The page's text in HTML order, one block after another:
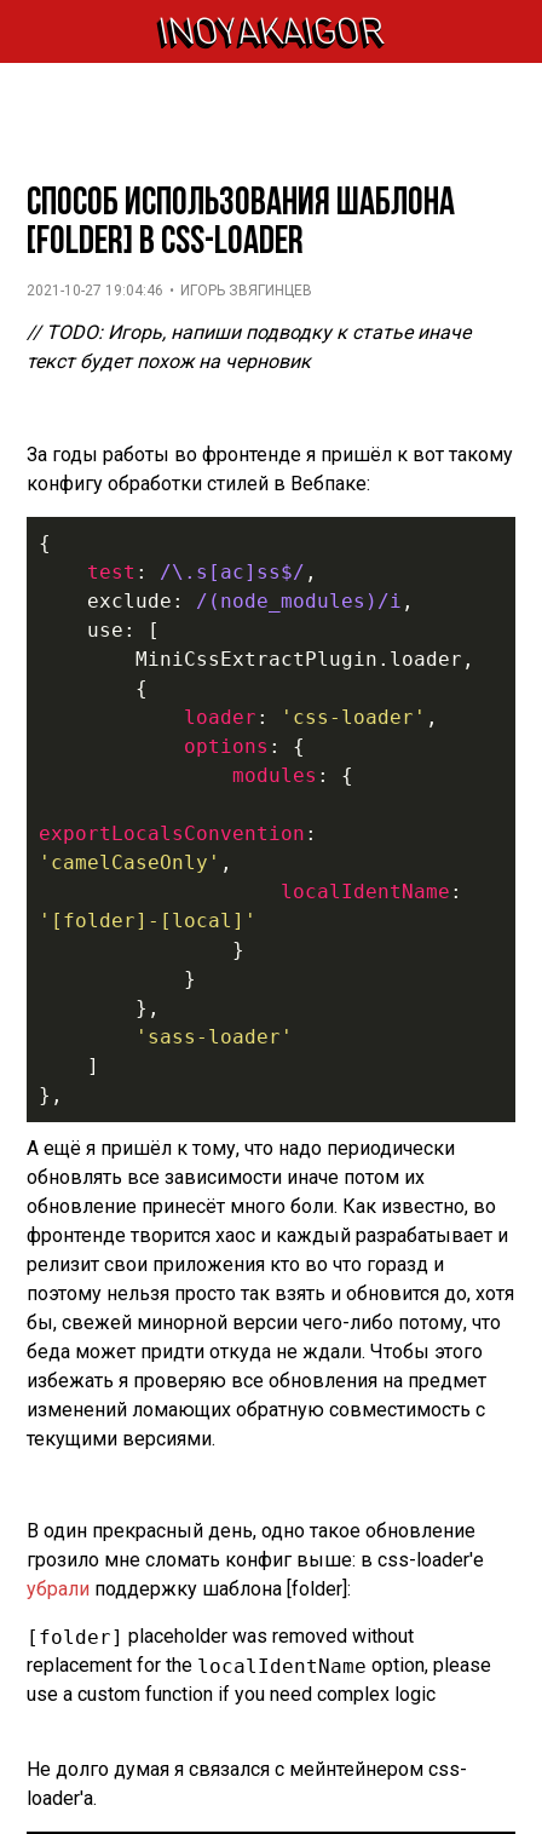
INOYAKAIGOR
Способ использования шаблона
[folder] в css-loader
2021-10-27 19:04:46 • ИГОРЬ ЗВЯГИНЦЕВ
// TODO: Игорь, напиши подводку к статье иначе
текст будет похож на черновик
За годы работы во фронтенде я пришёл к вот такому
конфигу обработки стилей в Вебпаке:
{
test : /\.s[ac]ss$/ ,
exclude: /(node_modules)/i ,
use: [
MiniCssExtractPlugin.loader,
{
loader : 'css-loader' ,
options : {
modules : {
exportLocalsConvention
'camelCaseOnly' ,
localIdentName
'[folder]-[local]'
}
}
},
'sass-loader'
]
А ещё я пришёл к тому, что надо периодически
обновлять все зависимости иначе потом их
обновление принесёт много боли. Как известно, во
фронтенде творится хаос и каждый разрабатывает и
релизит свои приложения кто во что горазд и
поэтому нельзя просто так взять и обновится до, хотя
бы, свежей минорной версии чего-либо потому, что
беда может придти откуда не ждали. Чтобы этого
избежать я проверяю все обновления на предмет
изменений ломающих обратную совместимость с
текущими версиями.
В один прекрасный день, одно такое обновление
грозило мне сломать конфиг выше: в css-loader'е
убрали поддержку шаблона [folder]:
[folder] placeholder was removed without
replacement for the localIdentName option, please
use a custom function if you need complex logic
Не долго думая я связался с мейнтейнером css-
loader'а.